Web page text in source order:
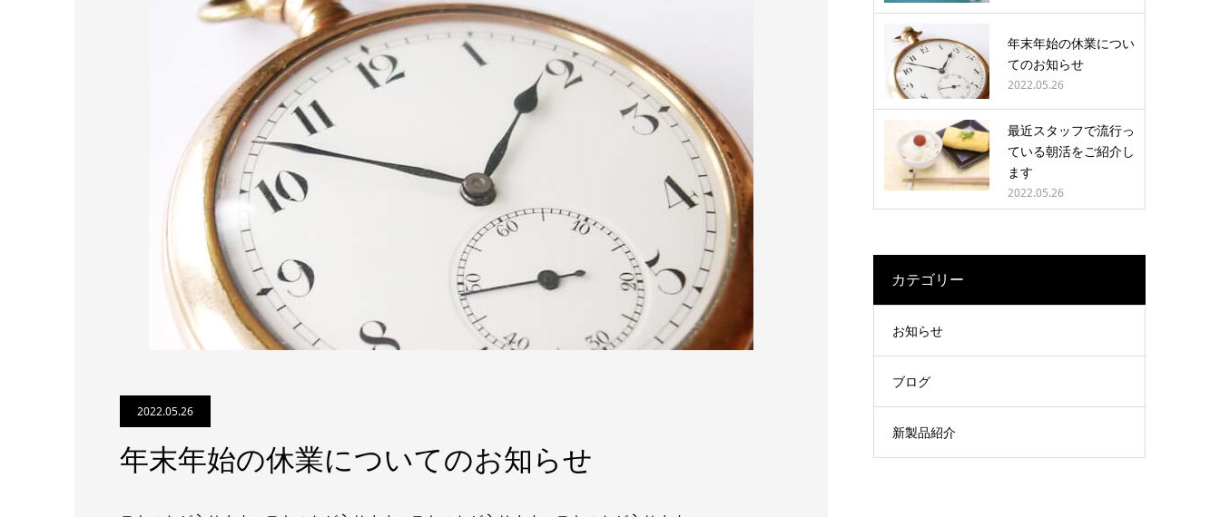
2022.05.26
年末年始の休業についてのお知らせ
年末年始の休業につい
てのお知らせ
2022.05.26
最近スタッフで流行っ
ている朝活をご紹介し
ます
2022.05.26
カテゴリー
お知らせ
ブログ
新製品紹介